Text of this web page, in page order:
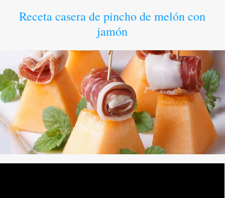
Receta casera de pincho de melón con
jamón